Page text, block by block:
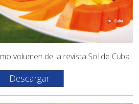
volumen de la revista Sol de Cuba
Descargar